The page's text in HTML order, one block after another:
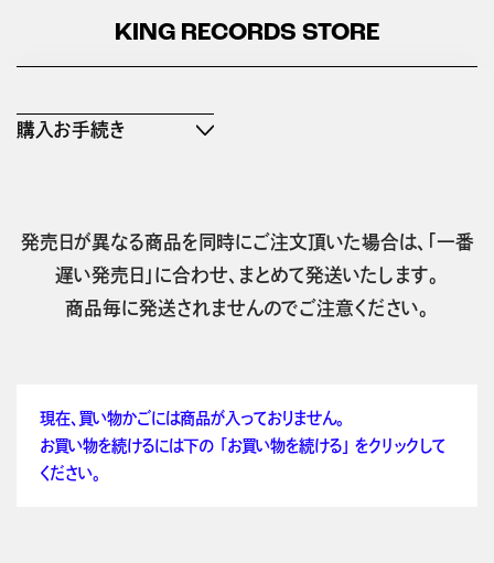
KING RECORDS STORE
購入お手続き
発売日が異なる商品を同時にご注文頂いた場合は、「一番
遅い発売日」に合わせ、まとめて発送いたします。
商品毎に発送されませんのでご注意ください。
現在、買い物かごには商品が入っておりません。
お買い物を続けるには下の 「お買い物を続ける」 をクリックして
ください。